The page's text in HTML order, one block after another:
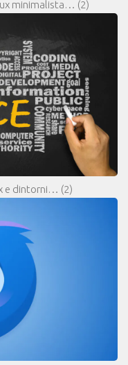
minimalista… (2)
e dintorni… (2)